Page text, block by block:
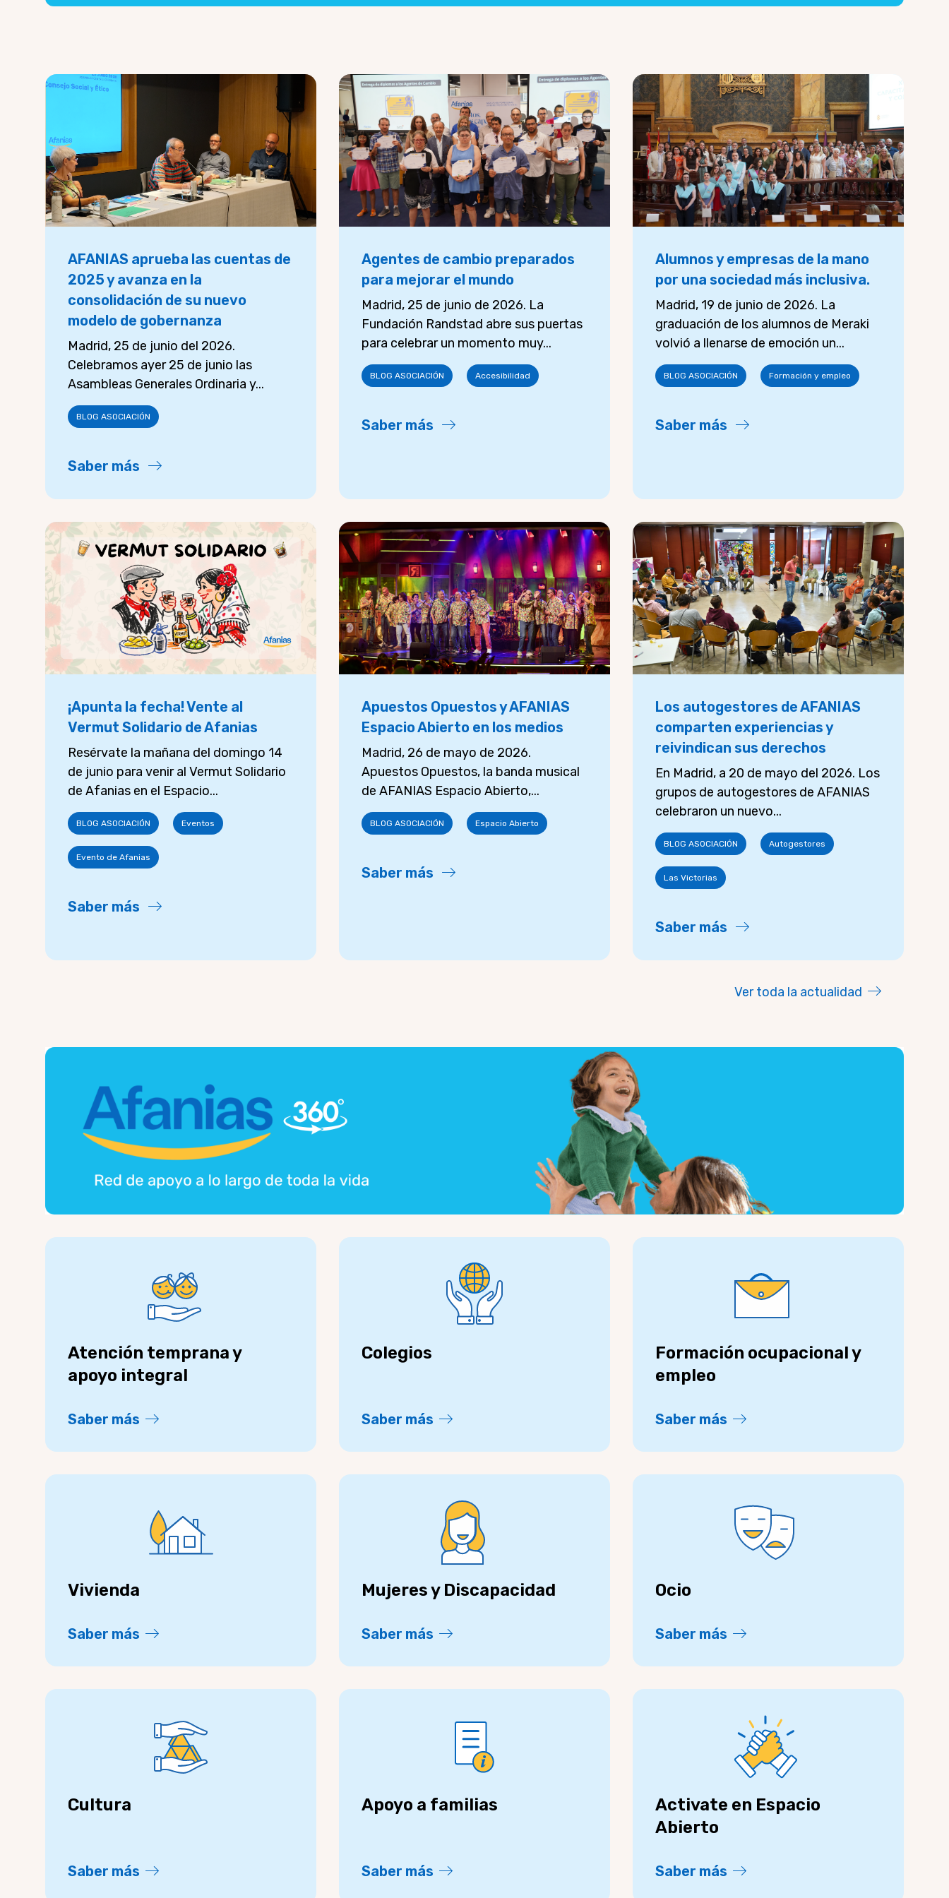
AFANIAS aprueba las cuentas de
2025 y avanza en la
consolidación de su nuevo
modelo de gobernanza
Madrid, 25 de junio del 2026.
Celebramos ayer 25 de junio las
Asambleas Generales Ordinaria y...
BLOG ASOCIACIÓN
Saber más
Agentes de cambio preparados
para mejorar el mundo
Madrid, 25 de junio de 2026. La
Fundación Randstad abre sus puertas
para celebrar un momento muy...
BLOG ASOCIACIÓN Accesibilidad
Saber más
Alumnos y empresas de la mano
por una sociedad más inclusiva.
Madrid, 19 de junio de 2026. La
graduación de los alumnos de Meraki
volvió a llenarse de emoción un...
BLOG ASOCIACIÓN Formación y empleo
Saber más
¡Apunta la fecha! Vente al
Vermut Solidario de Afanias
Resérvate la mañana del domingo 14
de junio para venir al Vermut Solidario
de Afanias en el Espacio...
BLOG ASOCIACIÓN Eventos
Evento de Afanias
Saber más
Apuestos Opuestos y AFANIAS
Espacio Abierto en los medios
Madrid, 26 de mayo de 2026.
Apuestos Opuestos, la banda musical
de AFANIAS Espacio Abierto,...
BLOG ASOCIACIÓN Espacio Abierto
Saber más
Los autogestores de AFANIAS
comparten experiencias y
reivindican sus derechos
En Madrid, a 20 de mayo del 2026. Los
grupos de autogestores de AFANIAS
celebraron un nuevo...
BLOG ASOCIACIÓN Autogestores
Las Victorias
Saber más
Ver toda la actualidad
Atención temprana y
apoyo integral
Saber más
Colegios
Saber más
Formación ocupacional y
empleo
Saber más
Vivienda
Saber más
Mujeres y Discapacidad
Saber más
Ocio
Saber más
Cultura
Saber más
Apoyo a familias
Saber más
Activate en Espacio
Abierto
Saber más